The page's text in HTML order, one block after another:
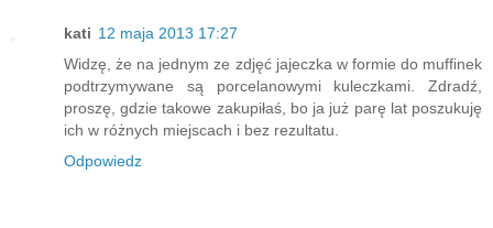
kati 12 maja 2013 17:27
Widzę, że na jednym ze zdjęć jajeczka w formie do muffinek
podtrzymywane są porcelanowymi kuleczkami. Zdradź,
proszę, gdzie takowe zakupiłaś, bo ja już parę lat poszukuję
ich w różnych miejscach i bez rezultatu.
Odpowiedz